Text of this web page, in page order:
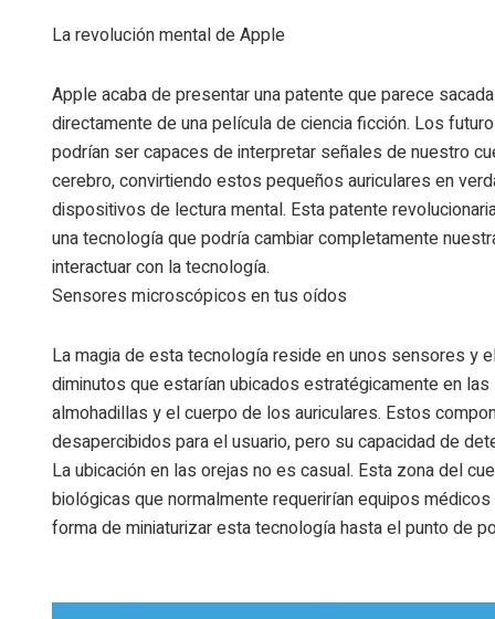
La revolución mental de Apple
Apple acaba de presentar una patente que parece sacada
directamente de una película de ciencia ficción. Los
podrían ser capaces de interpretar señales de nuestro
cerebro, convirtiendo estos pequeños auriculares en
dispositivos de lectura mental. Esta patente
una tecnología que podría cambiar completamente
interactuar con la tecnología.
Sensores microscópicos en tus oídos
La magia de esta tecnología reside enunos sensores y
diminutos que estarían ubicados estratégicamente en las
almohadillas y el cuerpo de los auriculares. Estos
desapercibidos para el usuario, pero su capacidad de
La ubicación en las orejas no es casual. Esta zona del
biológicas que normalmente requerirían equipos
forma de miniaturizar esta tecnología hasta el punto de